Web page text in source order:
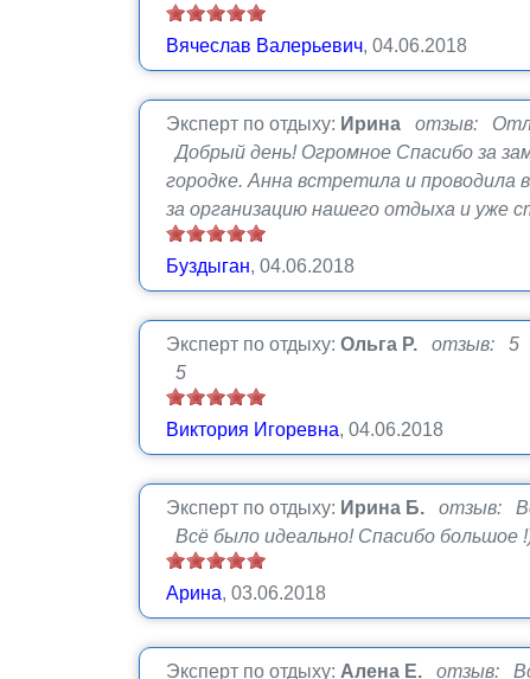
Вячеслав Валерьевич, 04.06.2018
Эксперт по отдыху: Ирина
отзыв:
Добрый день! Огромное Спасибо за
городке. Анна встретила и проводила
за организацию нашего отдыха и уже
Буздыган, 04.06.2018
Эксперт по отдыху: Ольга Р.
отзыв: 5
5
Виктория Игоревна, 04.06.2018
Эксперт по отдыху: Ирина Б.
отзыв:
Всё было идеально! Спасибо большое
Арина, 03.06.2018
Эксперт по отдыху: Алена Е.
отзыв: